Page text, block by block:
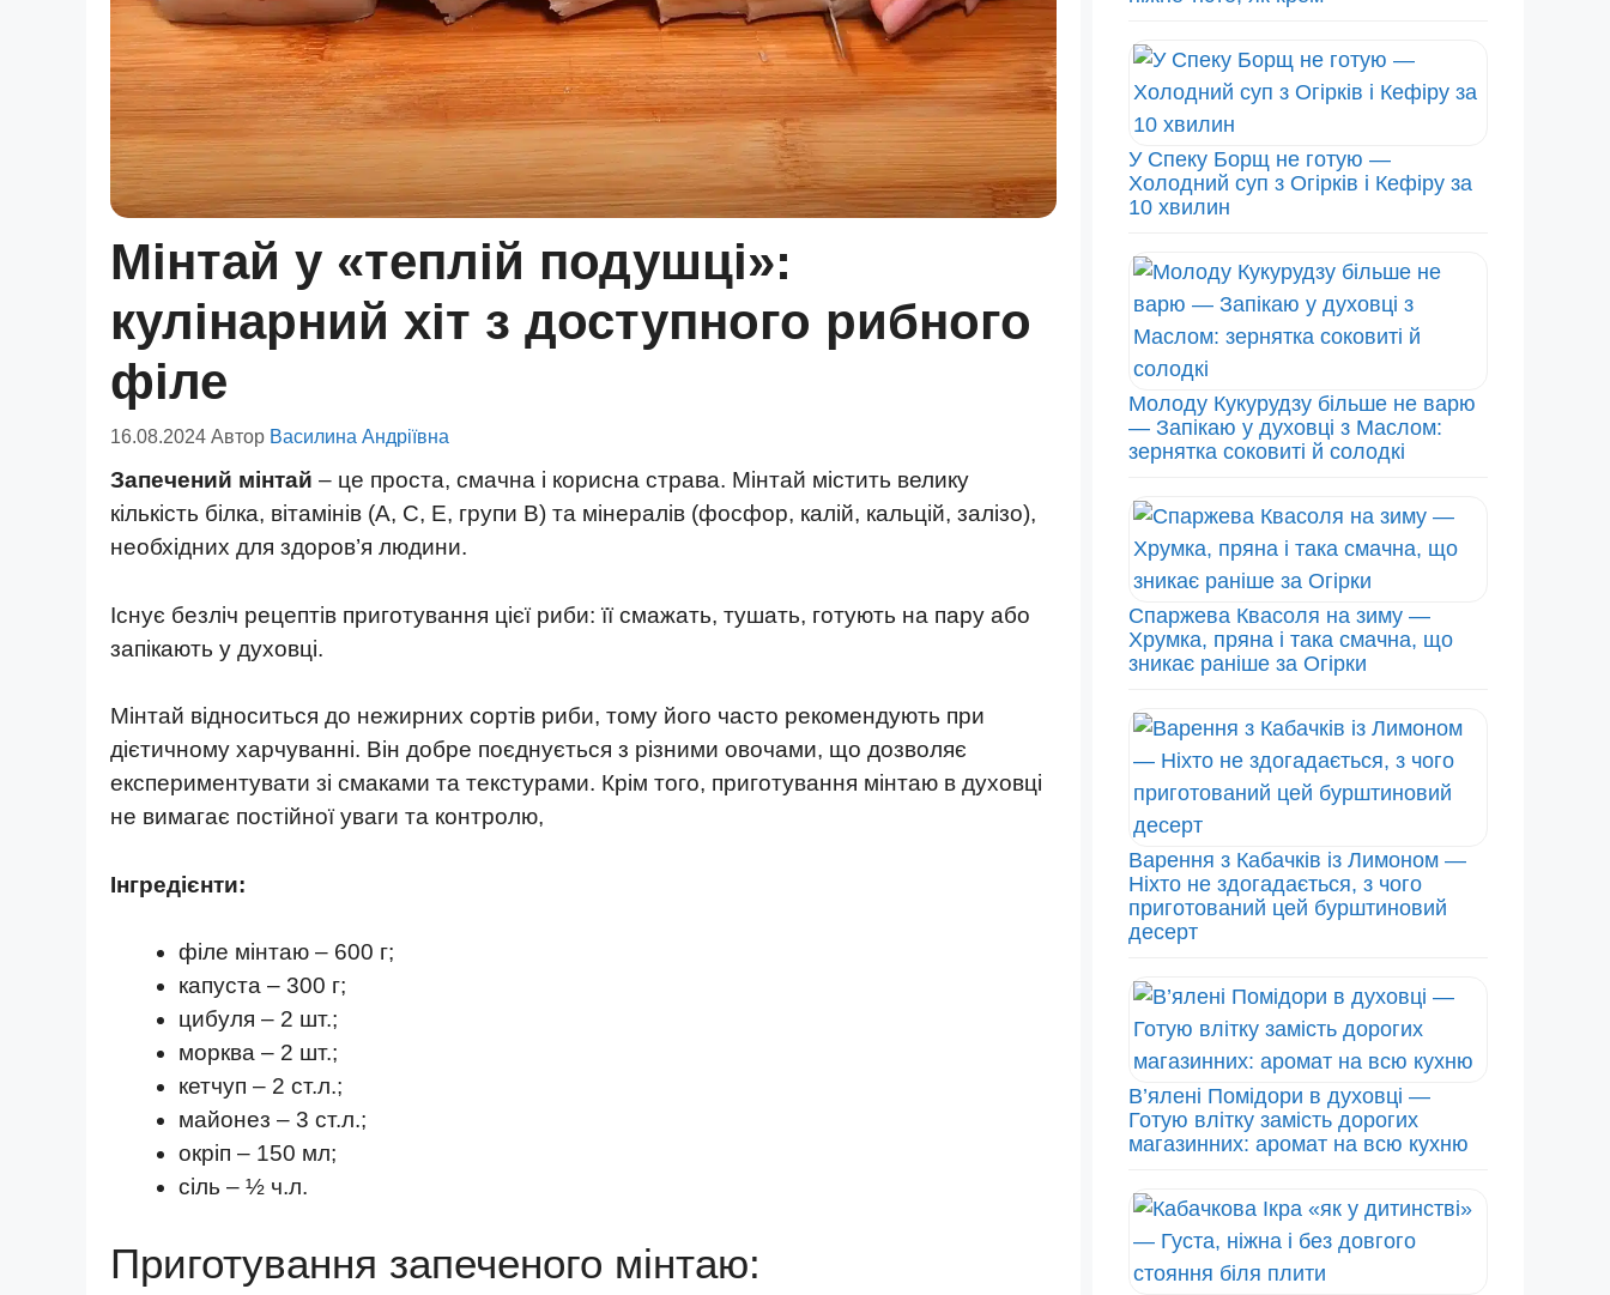
Мінтай у «теплій подушці»:
кулінарний хіт з доступного рибного
філе
16.08.2024 Автор Василина Андріївна
Запечений мінтай – це проста, смачна і корисна страва. Мінтай містить велику
кількість білка, вітамінів (А, С, Е, групи В) та мінералів (фосфор, калій, кальцій, залізо),
необхідних для здоров’я людини.
Існує безліч рецептів приготування цієї риби: її смажать, тушать, готують на пару або
запікають у духовці.
Мінтай відноситься до нежирних сортів риби, тому його часто рекомендують при
дієтичному харчуванні. Він добре поєднується з різними овочами, що дозволяє
експериментувати зі смаками та текстурами. Крім того, приготування мінтаю в духовці
не вимагає постійної уваги та контролю,
Інгредієнти:
філе мінтаю – 600 г;
капуста – 300 г;
цибуля – 2 шт.;
морква – 2 шт.;
кетчуп – 2 ст.л.;
майонез – 3 ст.л.;
окріп – 150 мл;
сіль – ½ ч.л.
Приготування запеченого мінтаю:
У Спеку Борщ не готую —
Холодний суп з Огірків і Кефіру за
10 хвилин
Молоду Кукурудзу більше не варю
— Запікаю у духовці з Маслом:
зернятка соковиті й солодкі
Спаржева Квасоля на зиму —
Хрумка, пряна і така смачна, що
зникає раніше за Огірки
Варення з Кабачків із Лимоном —
Ніхто не здогадається, з чого
приготований цей бурштиновий
десерт
В’ялені Помідори в духовці —
Готую влітку замість дорогих
магазинних: аромат на всю кухню